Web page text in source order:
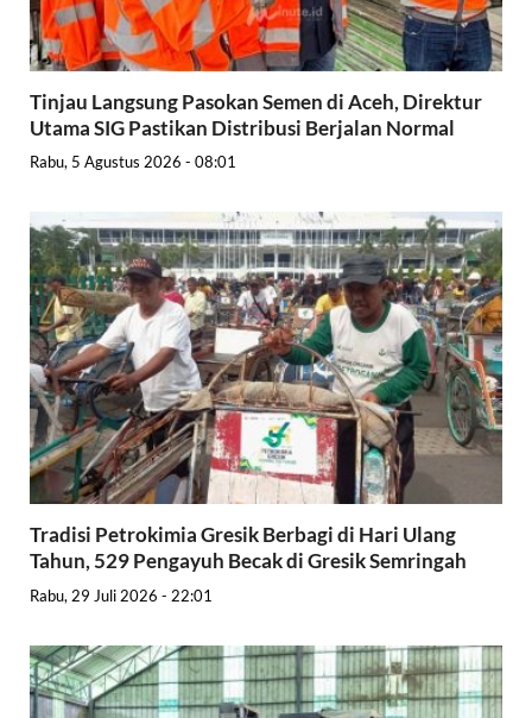
Tinjau Langsung Pasokan Semen di Aceh, Direktur
Utama SIG Pastikan Distribusi Berjalan Normal
Rabu, 5 Agustus 2026 - 08:01
Tradisi Petrokimia Gresik Berbagi di Hari Ulang
Tahun, 529 Pengayuh Becak di Gresik Semringah
Rabu, 29 Juli 2026 - 22:01